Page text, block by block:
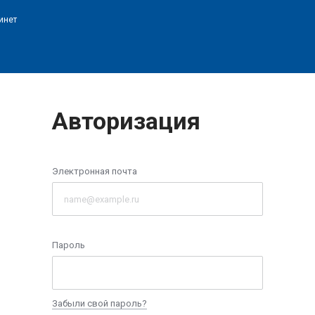
Авторизация
Электронная почта
Пароль
Забыли свой пароль?